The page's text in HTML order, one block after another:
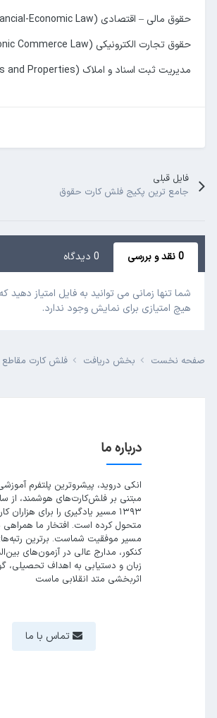
حقوق مالی – اقتصادی (Financial-Economic Law)
حقوق تجارت الکترونیکی (Electronic Commerce Law)
مدیریت ثبت اسناد و املاک (Management of Registration of Documents and Properties)
فایل قبلی
جامع ترین پکیج فلش کارت حقوق
0 نقد و بررسی 0 دیدگاه
شما تنها زمانی می توانید به فایل امتیاز دهید
هیچ امتیازی برای نمایش وجود ندارد.
صفحه نخست بخش دریافت فلش کارت
درباره ما
انکی دروید، پیشروترین پلتفرم
مبتنی بر فلش‌کارت‌های هوشمند، از
۱۳۹۳ مسیر یادگیری را برای هزاران
متحول کرده است. افتخار ما همراهی
مسیر موفقیت شماست. برترین
کنکور، مدارج عالی در آزمون‌های
زبان و دستیابی به اهداف تحصیلی،
اثربخشی متد انقلابی ماست
تماس با ما